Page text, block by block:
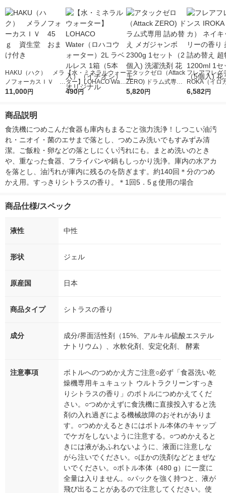
HAKU（ハク） メラ
ノフォーカスＩＶ 4
5ｇ 資生堂 おまけ
11,000円
【水・ミネラルウォー
ター】LOHACO Wate
r（ロハコウォータ
490円
アタックゼロ（Attack
ZERO) ドラム式専用
詰め替え メガジャン
5,820円
フレアフレグ
ROKA（イロ
イキッドリリ
6,582円
商品説明
食洗機につめこんだ食器も庫内もまるごと強力洗浄！しつこい油汚
れ・ニオイ・菌のエサまで落とし、つめこみ洗いでもすみずみ清
潔。ご飯粒・卵などの落としにくい汚れにも。まとめ洗いのとき
や、重なった食器、フライパンや鍋もしっかり洗浄。庫内の水アカ
を落とし、油汚れが庫内に残るのを防ぎます。約140回＊分のつめ
かえ用。すっきりシトラスの香り。＊1回5．5ｇ使用の場合
商品仕様/スペック
液性 中性
形状 ジェル
原産国 日本
商品タイプ シトラスの香り
成分
成分/界面活性剤（15%、アルキル硫酸エステル
ナトリウム）、水軟化剤、安定化剤、 酵素
注意事項
ボトルへのつめかえ方ご注意○必ず「食器洗い乾
燥機専用キュキュット ウルトラクリーンすっき
りシトラスの香り」のボトルにつめかえてくだ
さい。○つめかえずに食洗機に直接投入すると洗
剤の入れ過ぎによる機械故障のおそれがありま
す。○つめかえるときにはボトル本体のキャップ
でケガをしないように注意する。○つめかえると
きには液があふれないように、液面に注意しな
がら注いでください。○ほかの洗剤などとまぜな
いでください。○ボトル本体（480 g）に一度に
全量は入りません。○パックを強く持つと、液が
飛び出ることがあるので注意してください。使